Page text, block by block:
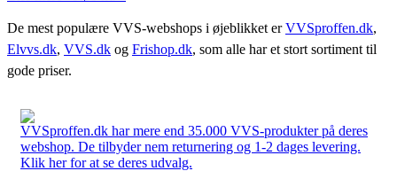
De mest populære VVS-webshops i øjeblikket erVVSproffen.dk,
Elvvs.dk, VVS.dk og Frishop.dk, som alle har et stort sortiment til
gode priser.
VVSproffen.dk har mere end 35.000 VVS-produkter på deres
webshop. De tilbyder nem returnering og 1-2 dages levering.
Klik her for at se deres udvalg.